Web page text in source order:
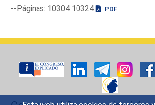
--Páginas: 10304 10324
PDF